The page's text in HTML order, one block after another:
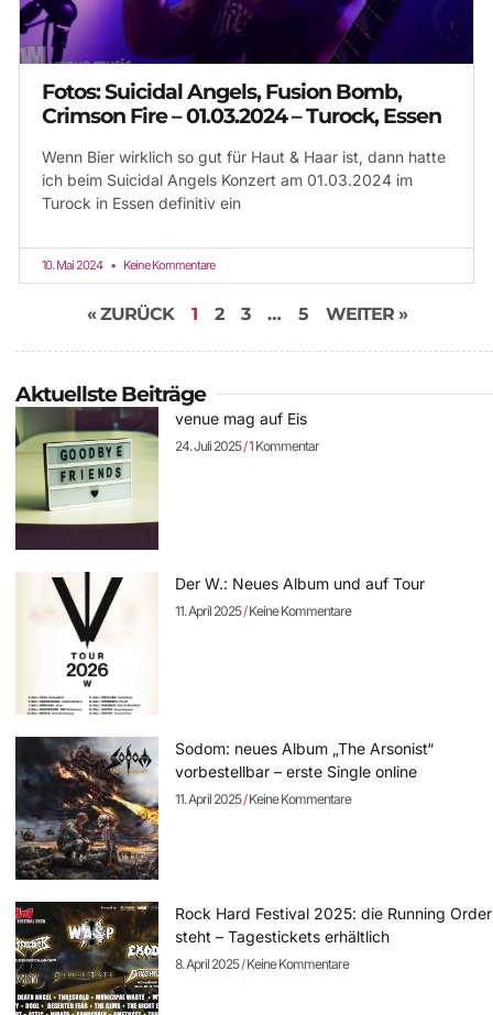
Fotos: Suicidal Angels, Fusion Bomb,
Crimson Fire – 01.03.2024 – Turock, Essen
Wenn Bier wirklich so gut für Haut & Haar ist, dann hatte
ich beim Suicidal Angels Konzert am 01.03.2024 im
Turock in Essen definitiv ein
10. Mai 2024 Keine Kommentare
« ZURÜCK 1 2 3 … 5 WEITER »
Aktuellste Beiträge
venue mag auf Eis
24. Juli 2025 1 Kommentar
Der W.: Neues Album und auf Tour
11. April 2025 Keine Kommentare
Sodom: neues Album „The Arsonist“
vorbestellbar – erste Single online
11. April 2025 Keine Kommentare
Rock Hard Festival 2025: die Running Order
steht – Tagestickets erhältlich
8. April 2025 Keine Kommentare